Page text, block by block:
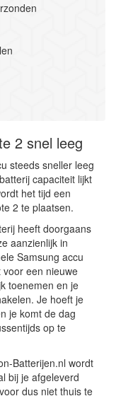
2 snel leeg
steeds sneller leeg
capaciteit lijkt
het tijd een
2 te plaatsen.
heeft doorgaans
aanzienlijk in
Samsung accu
een nieuwe
toenemen en je
Je hoeft je
je komt de dag
op te
Batterijen.nl wordt
bij je afgeleverd
dus niet thuis te